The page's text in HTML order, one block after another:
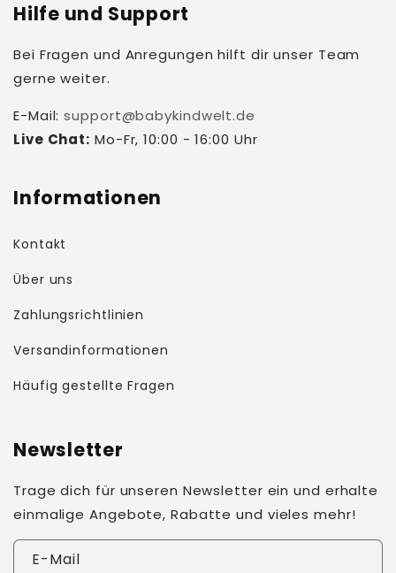
Hilfe und Support
Bei Fragen und Anregungen hilft dir unser Team
gerne weiter.
E-Mail:support@babykindwelt.de
Live Chat: Mo-Fr, 10:00 - 16:00 Uhr
Informationen
Kontakt
Über uns
Zahlungsrichtlinien
Versandinformationen
Häufig gestellte Fragen
Newsletter
Trage dich für unseren Newsletter ein und erhalte
einmalige Angebote, Rabatte und vieles mehr!
E-Mail